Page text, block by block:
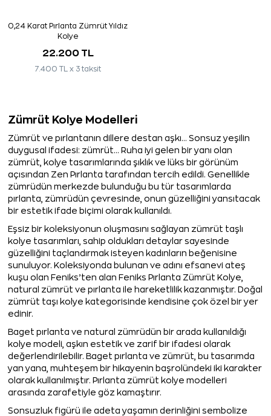
0,24 Karat Pırlanta Zümrüt Yıldız
Kolye
22.200 TL
7.400 TL x 3 taksit
Zümrüt Kolye Modelleri
Zümrüt ve pırlantanın dillere destan aşkı… Sonsuz yeşilin
duygusal ifadesi: zümrüt… Ruha iyi gelen bir yanı olan
zümrüt, kolye tasarımlarında şıklık ve lüks bir görünüm
açısından Zen Pırlanta tarafından tercih edildi. Genellikle
zümrüdün merkezde bulunduğu bu tür tasarımlarda
pırlanta, zümrüdün çevresinde, onun güzelliğini yansıtacak
bir estetik ifade biçimi olarak kullanıldı.
Eşsiz bir koleksiyonun oluşmasını sağlayan zümrüt taşlı
kolye tasarımları, sahip oldukları detaylar sayesinde
güzelliğini taçlandırmak isteyen kadınların beğenisine
sunuluyor. Koleksiyonda bulunan ve adını efsanevi ateş
kuşu olan Feniks’ten alan Feniks Pırlanta Zümrüt Kolye,
natural zümrüt ve pırlanta ile hareketlilik kazanmıştır. Doğal
zümrüt taşı kolye kategorisinde kendisine çok özel bir yer
edinir.
Baget pırlanta ve natural zümrüdün bir arada kullanıldığı
kolye modeli, aşkın estetik ve zarif bir ifadesi olarak
değerlendirilebilir. Baget pırlanta ve zümrüt, bu tasarımda
yan yana, muhteşem bir hikayenin başrolündeki iki karakter
olarak kullanılmıştır. Pırlanta zümrüt kolye modelleri
arasında zarafetiyle göz kamaştırır.
Sonsuzluk figürü ile adeta yaşamın derinliğini sembolize